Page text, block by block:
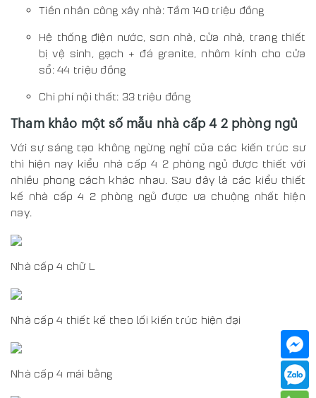
Tiền nhân công xây nhà: Tầm 140 triệu đồng
Hệ thống điện nước, sơn nhà, cửa nhà, trang thiết
bị vệ sinh, gạch + đá granite, nhôm kính cho cửa
sổ: 44 triệu đồng
Chi phí nội thất: 33 triệu đồng
Tham khảo một số mẫu nhà cấp 4 2 phòng ngủ
Với sự sáng tạo không ngừng nghỉ của các kiến trúc sư
thì hiện nay kiểu nhà cấp 4 2 phòng ngủ được thiết với
nhiều phong cách khác nhau. Sau đây là các kiểu thiết
kế nhà cấp 4 2 phòng ngủ được ưa chuộng nhất hiện
nay.
Nhà cấp 4 chữ L
Nhà cấp 4 thiết kế theo lối kiến trúc hiện đại
Nhà cấp 4 mái bằng